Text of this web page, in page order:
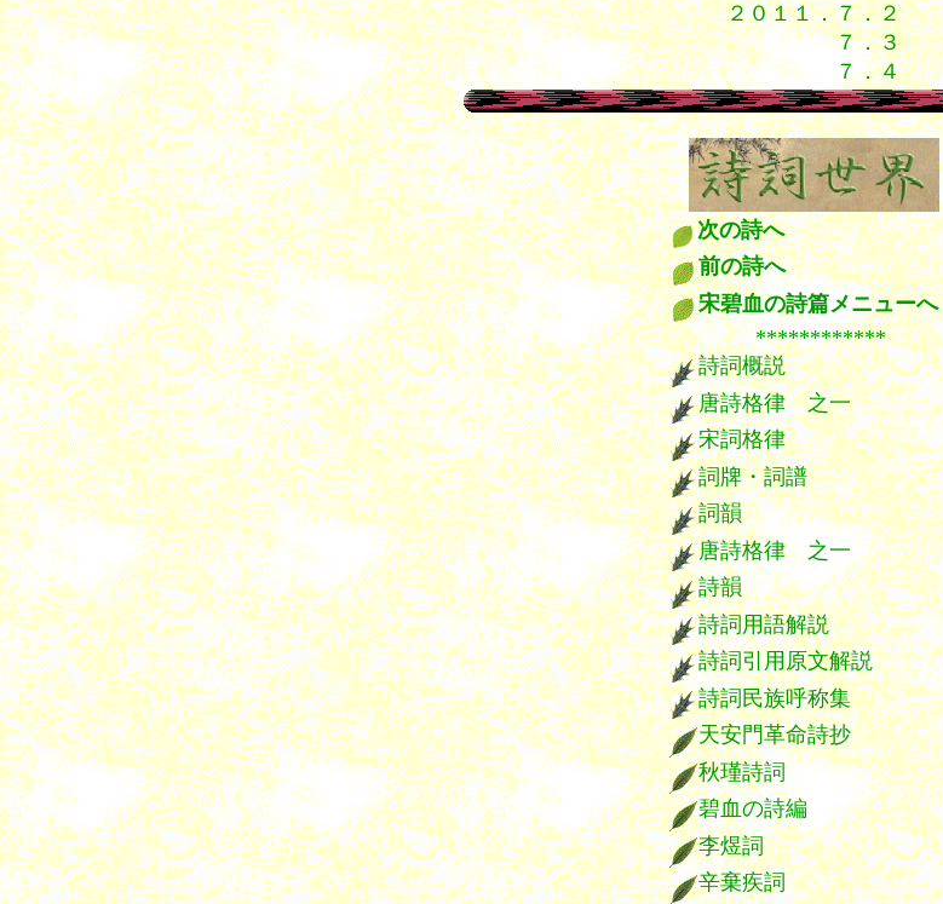
２０１１．７．２
７．３
７．４
次の詩へ
前の詩へ
宋碧血の詩篇メニューへ
************
詩詞概説
唐詩格律 之一
宋詞格律
詞牌・詞譜
詞韻
唐詩格律 之一
詩韻
詩詞用語解説
詩詞引用原文解説
詩詞民族呼称集
天安門革命詩抄
秋瑾詩詞
碧血の詩編
李煜詞
辛棄疾詞